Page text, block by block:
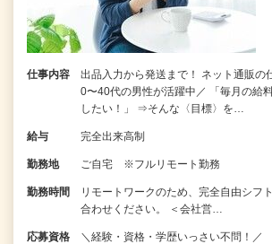
仕事内容
出品入力から発送まで！ ネット通販
0〜40代の男性が活躍中／ 「毎月の給
したい！」 ⇒そんな〈目標〉を…
給与 完全出来高制
勤務地 ご自宅 ※フルリモート勤務
勤務時間
リモートワークのため、完全自由シフ
合わせください。 ＜会社営…
応募資格 ＼経験・資格・学歴いっさい不問！／